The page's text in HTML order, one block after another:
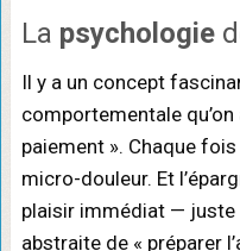
La psychologie
Il y a un concept
comportementale
paiement ». Chaque
micro-douleur. Et
plaisir immédiat —
abstraite de « préparer